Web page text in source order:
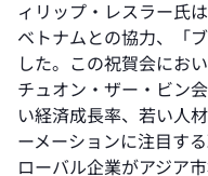
ィリップ・レスラー氏
ベトナムとの協力、「
した。この祝賀会にお
チュオン・ザー・ビン
い経済成長率、若い人
ーメーションに注目す
ローバル企業がアジア